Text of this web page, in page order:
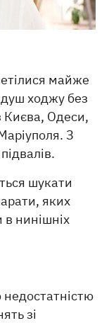
майже
ходжу без
Києва, Одеси,
З
шукати
яких
нинішніх
недостатністю
зі